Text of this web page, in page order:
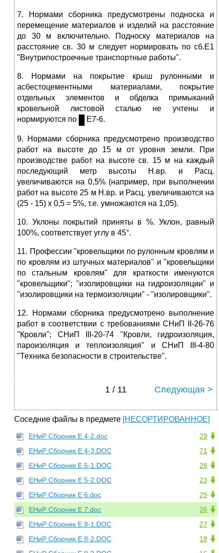
7. Нормами сборника предусмотрены подноска и
перемещение материалов и изделий на расстояние
до 30 м включительно. Подноску материалов на
расстояние св. 30 м следует нормировать по сб.Е1
"Внутрипостроечные транспортные работы".
8. Нормами на покрытие крыш рулонными и
асбестоцементными материалами, покрытие
отдельных элементов и обделка примыканий
кровельной листовой сталью не учтены и
нормируются по
Е7-6.
9. Нормами сборника предусмотрено производство
работ на высоте до 15 м от уровня земли. При
производстве работ на высоте св. 15 м на каждый
последующий метр высоты Н.вр. и Расц.
увеличиваются на 0,5% (например, при выполнении
работ на высоте 25 м Н.вр. и Расц. увеличиваются на
(25 - 15) х 0,5 = 5%, т.е. умножаются на 1,05).
10. Уклоны покрытий приняты в %. Уклон, равный
100%, соответствует углу в 45°.
11. Профессии "кровельщики по рулонным кровлям и
по кровлям из штучных материалов" и "кровельщики
по стальным кровлям" для краткости именуются
"кровельщики"; "изолировщики на гидроизоляции" и
"изолировщики на термоизоляции" - "изолировщики".
12. Нормами сборника предусмотрено выполнение
работ в соответствии с требованиями СНиП II-26-76
"Кровли"; СНиП III-20-74 "Кровли, гидроизоляция,
пароизоляция и теплоизоляция" и СНиП III-4-80
"Техника безопасности в строительстве".
1 / 11 Следующая >
Соседние файлы в предмете [НЕСОРТИРОВАННОЕ]
29
ЕНиР Сборник Е 4-2.doc
71
ЕНиР Сборник Е 4-3.DOC
28
ЕНиР Сборник Е 5-1.DOC
23
ЕНиР Сборник Е 5-2.DOC
29
ЕНиР Сборник Е 6.doc
26
ЕНиР Сборник Е 7.doc
27
ЕНиР Сборник Е 8-1.DOC
18
ЕНиР Сборник Е 8-2.DOC